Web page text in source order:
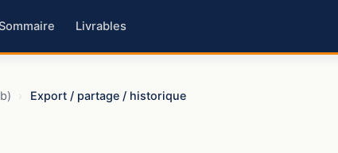
Livrables
› Export / partage / historique